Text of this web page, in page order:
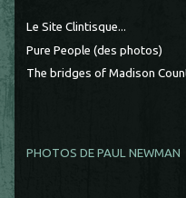
Le Site Clintisque...
Pure People (des photos)
The bridges of Madison
PHOTOS DE PAUL NEWMAN